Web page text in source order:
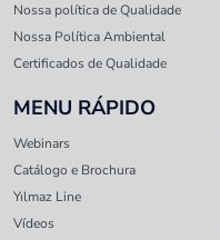
Nossa política de Qualidade
Nossa Política Ambiental
Certificados de Qualidade
MENU RÁPIDO
Webinars
Catálogo e Brochura
Yılmaz Line
Vídeos